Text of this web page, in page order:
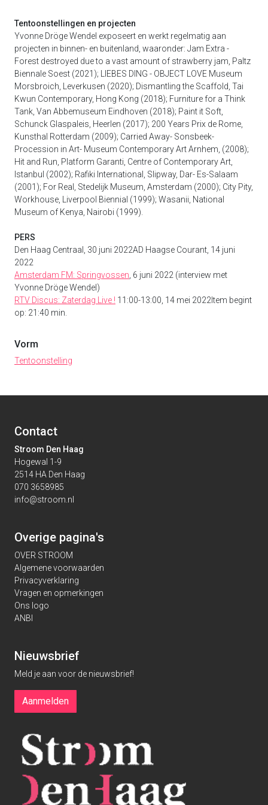
Tentoonstellingen en projecten
Yvonne Dröge Wendel exposeert en werkt regelmatig aan
projecten in binnen- en buitenland, waaronder: Jam Extra -
Forest destroyed due to a vast amount of strawberry jam, Paltz
Biennale Soest (2021); LIEBES DING - OBJECT LOVE Museum
Morsbroich, Leverkusen (2020); Dismantling the Scaffold, Tai
Kwun Contemporary, Hong Kong (2018); Furniture for a Think
Tank, Van Abbemuseum Eindhoven (2018); Paint it Soft,
Schunck Glaspaleis, Heerlen (2017); 200 Years Prix de Rome,
Kunsthal Rotterdam (2009); Carried Away- Sonsbeek-
Procession in Art- Museum Contemporary Art Arnhem, (2008);
Hit and Run, Platform Garanti, Centre of Contemporary Art,
Istanbul (2002); Rafiki International, Slipway, Dar- Es-Salaam
(2001); For Real, Stedelijk Museum, Amsterdam (2000); City Pity,
Workhouse, Liverpool Biennial (1999); Wasanii, National
Museum of Kenya, Nairobi (1999).
PERS
Den Haag Centraal, 30 juni 2022AD Haagse Courant, 14 juni
2022
Amsterdam FM: Springvossen, 6 juni 2022 (interview met
Yvonne Dröge Wendel)
RTV Discus: Zaterdag Live ! 11:00-13:00, 14 mei 2022Item begint
op: 21:40 min.
Vorm
Tentoonstelling
Contact
Stroom Den Haag
Hogewal 1-9
2514 HA Den Haag
070 3658985
info@stroom.nl
Overige pagina's
OVER STROOM
Algemene voorwaarden
Privacyverklaring
Vragen en opmerkingen
Ons logo
ANBI
Nieuwsbrief
Meld je aan voor de nieuwsbrief!
Aanmelden